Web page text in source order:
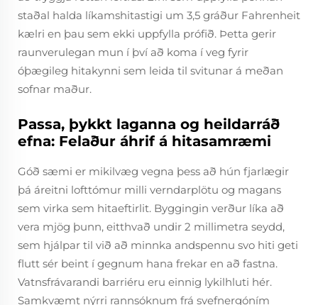
staðal halda líkamshitastigi um 3,5 gráður Fahrenheit
kælri en þau sem ekki uppfylla prófið. Þetta gerir
raunverulegan mun í því að koma í veg fyrir
óþægileg hitakynni sem leida til svitunar á meðan
sofnar maður.
Passa, þykkt laganna og heildarráð
efna: Felaður áhrif á hitasamræmi
Góð sæmi er mikilvæg vegna þess að hún fjarlægir
þá áreitni lofttómur milli verndarplötu og magans
sem virka sem hitaeftirlit. Byggingin verður líka að
vera mjög þunn, eitthvað undir 2 millimetra seydd,
sem hjálpar til við að minnka andspennu svo hiti geti
flutt sér beint í gegnum hana frekar en að fastna.
Vatnsfrávarandi barriéru eru einnig lykilhluti hér.
Samkvæmt nýrri rannsóknum frá svefnergóním